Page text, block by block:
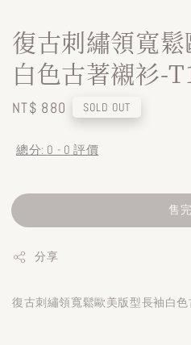
復古刺繡領寬
白色古著襯衫-
Regular
NT$ 880 SOLD OUT
總分: 0 - 0 評價
售完
分享
復古刺繡領寬鬆歐美版型長袖白色